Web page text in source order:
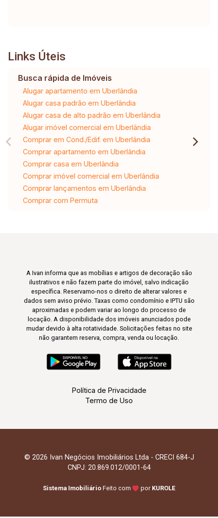
Links Úteis
Busca rápida de Imóveis
Alugar apartamento em Uberlândia
Alugar casa padrão em Uberlândia
Alugar casa de alto padrão em Uberlândia
Alugar imóvel comercial em Uberlândia
Comprar em Cond./Edif. em Uberlândia
Comprar apartamento em Uberlândia
Comprar casa em Uberlândia
Comprar imóvel comercial em Uberlândia
Comprar lançamentos em Uberlândia
Comprar com Permuta
A Ivan informa que as mobílias e artigos de decoração são
ilustrativos e não fazem parte do imóvel, salvo indicação
específica. Reservamo-nos o direito de alterar valores e
dados sem aviso prévio. Taxas como condomínio e IPTU são
aproximadas e podem variar ao longo do processo de
locação. A disponibilidade dos imóveis anunciados pode
mudar devido à alta rotatividade. Solicitações feitas no site
não garantem reserva, compra, venda ou locação.
Política de Privacidade
Termo de Uso
© 2026 Ivan Negócios Imobiliários Ltda - CRECI 684-J
CNPJ: 20.869.012/0001-64
Sistema Imobiliário Feito com por KUROLE